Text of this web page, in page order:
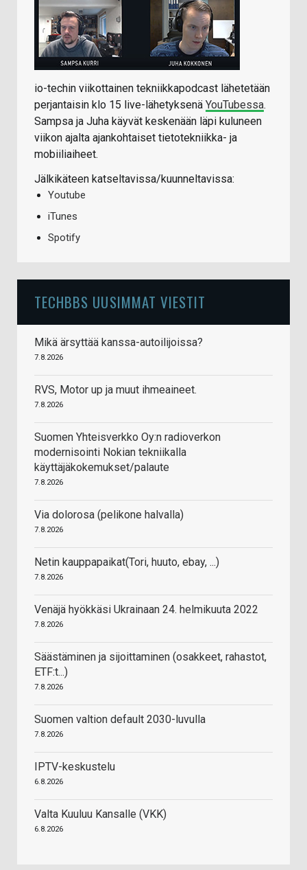
io-techin viikottainen tekniikkapodcast lähetetään
perjantaisin klo 15 live-lähetyksenä YouTubessa.
Sampsa ja Juha käyvät keskenään läpi kuluneen
viikon ajalta ajankohtaiset tietotekniikka- ja
mobiiliaiheet.
Jälkikäteen katseltavissa/kuunneltavissa:
Youtube
iTunes
Spotify
TECHBBS UUSIMMAT VIESTIT
Mikä ärsyttää kanssa-autoilijoissa?
7.8.2026
RVS, Motor up ja muut ihmeaineet.
7.8.2026
Suomen Yhteisverkko Oy:n radioverkon
modernisointi Nokian tekniikalla
käyttäjäkokemukset/palaute
7.8.2026
Via dolorosa (pelikone halvalla)
7.8.2026
Netin kauppapaikat(Tori, huuto, ebay, ...)
7.8.2026
Venäjä hyökkäsi Ukrainaan 24. helmikuuta 2022
7.8.2026
Säästäminen ja sijoittaminen (osakkeet, rahastot,
ETF:t...)
7.8.2026
Suomen valtion default 2030-luvulla
7.8.2026
IPTV-keskustelu
6.8.2026
Valta Kuuluu Kansalle (VKK)
6.8.2026